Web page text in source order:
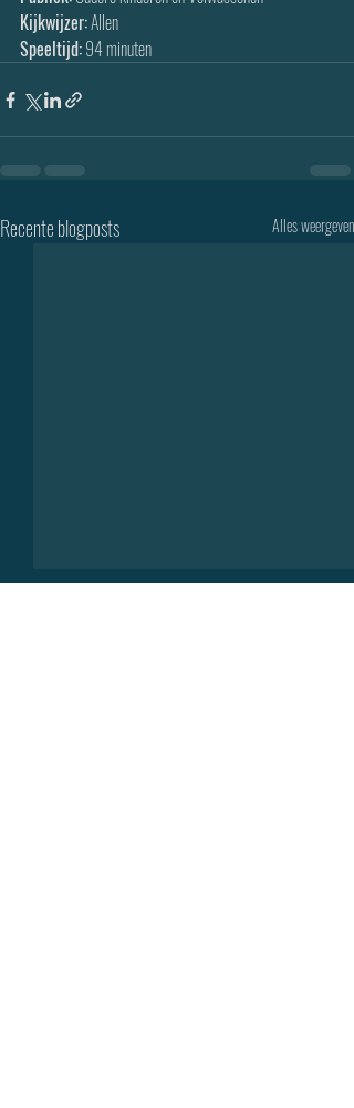
Kijkwijzer: Allen
Speeltijd: 94 minuten
Recente blogposts Alles weergeven